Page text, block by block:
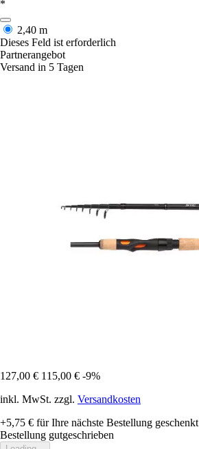
*
2,40 m
Dieses Feld ist erforderlich
Partnerangebot
Versand in 5 Tagen
127,00 € 115,00 € -9%
inkl. MwSt. zzgl. Versandkosten
+5,75 € für Ihre nächste Bestellung geschenkt
Bestellung gutgeschrieben